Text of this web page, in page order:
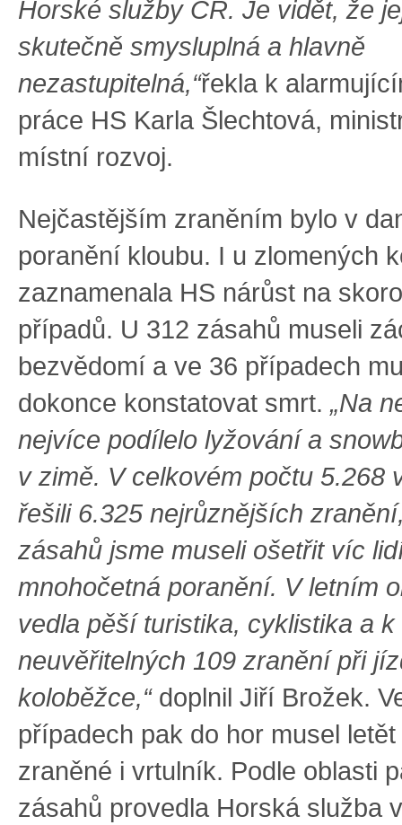
Horské služby ČR. Je vidět, že
skutečně smysluplná a hlavně
nezastupitelná,“řekla k
práce HS Karla Šlechtová,
místní rozvoj.
Nejčastějším zraněním bylo v
poranění kloubu. I u zlomených
zaznamenala HS nárůst na
případů. U 312 zásahů museli
bezvědomí a ve 36 případech
dokonce konstatovat smrt. „Na
nejvíce podílelo lyžování a
v zimě. V celkovém počtu 5.268
řešili 6.325 nejrůznějších
zásahů jsme museli ošetřit víc
mnohočetná poranění. V letním
vedla pěší turistika, cyklistika a
neuvěřitelných 109 zranění při
koloběžce,“doplnil Jiří Brožek.
případech pak do hor musel
zraněné i vrtulník. Podle oblasti
zásahů provedla Horská služba